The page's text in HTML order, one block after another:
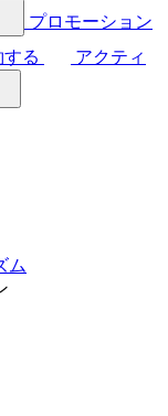
プロモーション
る
アクティ
ム